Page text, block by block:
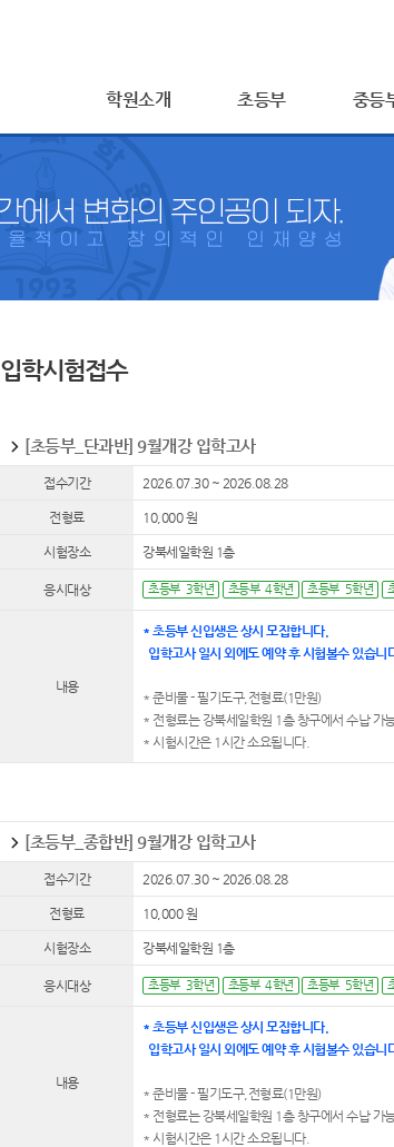
학원소개 초등부 중등
입학시험접수
[초등부_단과반] 9월개강 입학고사
접수기간 2026.07.30 ~ 2026.08.28
전형료 10,000 원
시험장소 강북세일학원 1층
응시대상 초등부 3학년 초등부 4학년 초등부 5학년
내용
* 초등부 신입생은 상시 모집합니다.
입학고사 일시 외에도 예약 후 시험볼수 있습
* 준비물 - 필기도구,전형료(1만원)
* 전형료는 강북세일학원 1층 창구에서 수납 가
* 시험시간은 1시간 소요됩니다.
[초등부_종합반] 9월개강 입학고사
접수기간 2026.07.30 ~ 2026.08.28
전형료 10,000 원
시험장소 강북세일학원 1층
응시대상 초등부 3학년 초등부 4학년 초등부 5학년
내용
* 초등부 신입생은 상시 모집합니다.
입학고사 일시 외에도 예약 후 시험볼수 있습
* 준비물 - 필기도구,전형료(1만원)
* 전형료는 강북세일학원 1층 창구에서 수납 가
* 시험시간은 1시간 소요됩니다.